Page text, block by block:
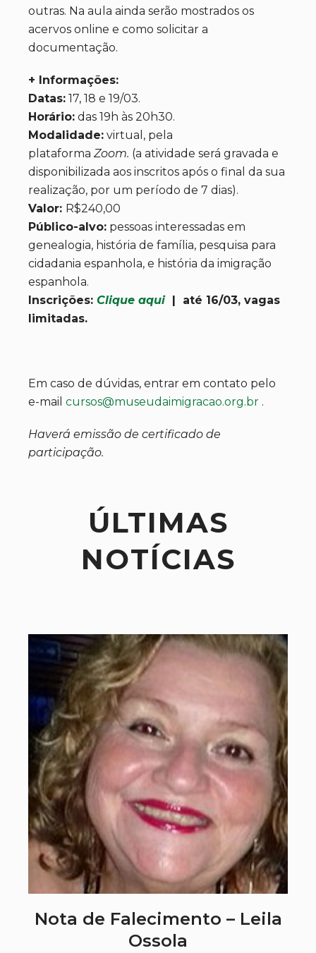
outras. Na aula ainda serão mostrados os
acervos online e como solicitar a
documentação.
+ Informações:
Datas: 17, 18 e 19/03.
Horário: das 19h às 20h30.
Modalidade: virtual, pela
plataforma Zoom. (a atividade será gravada e
disponibilizada aos inscritos após o final da sua
realização, por um período de 7 dias).
Valor: R$240,00
Público-alvo: pessoas interessadas em
genealogia, história de família, pesquisa para
cidadania espanhola, e história da imigração
espanhola.
Inscrições: Clique aqui| até 16/03, vagas
limitadas.
Em caso de dúvidas, entrar em contato pelo
e-mail cursos@museudaimigracao.org.br .
Haverá emissão de certificado de
participação.
ÚLTIMAS
NOTÍCIAS
Nota de Falecimento – Leila
Ossola